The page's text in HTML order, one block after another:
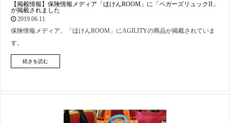
【掲載情報】保険情報メディア「ほけんROOM」に「ペガーズリュックII」
が掲載されました
2019.06.11
保険情報メディア、「ほけんROOM」にAGILITYの商品が掲載されていま
す。
続きを読む